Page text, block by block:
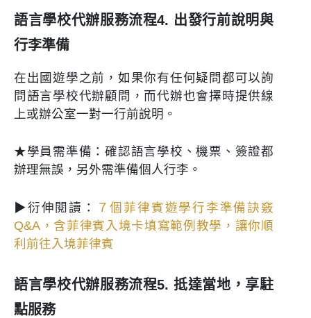
語言學校代辦服務流程4. 出發行前說明與
行李準備
在出國遊學之前，如果你有任何疑問都可以詢
問語言學校代辦顧問，而代辦也會擇時提供線
上或辦公室一對一行前說明。
★學員需準備：確認語言學校、機票、簽證都
辦理無誤，另外需準備個人行李。
▶衍伸閱讀：
７個菲律賓遊學行李準備訣竅
Q&A，含菲律賓入境卡填寫範例教學，讓你順
利前往入境菲律賓
語言學校代辦服務流程5. 抵達當地，享駐
點服務